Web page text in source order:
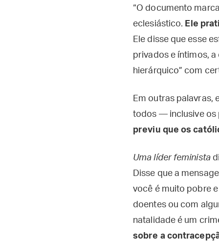
“O documento
eclesiástico. Ele
Ele disse que esse
privados e íntimos,
hierárquico” com
Em outras palavras,
todos — inclusive os
previu que os
Uma líder feminista
Disse que a
você é muito pobre
doentes ou com
natalidade é um
sobre a